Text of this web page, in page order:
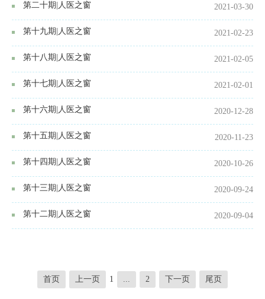
第二十期|人医之窗 2021-03-30
第十九期|人医之窗 2021-02-23
第十八期|人医之窗 2021-02-05
第十七期|人医之窗 2021-02-01
第十六期|人医之窗 2020-12-28
第十五期|人医之窗 2020-11-23
第十四期|人医之窗 2020-10-26
第十三期|人医之窗 2020-09-24
第十二期|人医之窗 2020-09-04
首页 上一页 1 ... 2 下一页 尾页